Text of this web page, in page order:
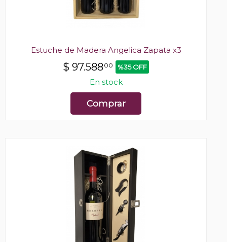
Estuche de Madera Angelica Zapata x3
$ 97.588 00 %35 OFF
En stock
Comprar